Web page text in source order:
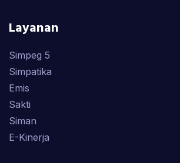
Layanan
Simpeg 5
Simpatika
Emis
Sakti
Siman
E-Kinerja